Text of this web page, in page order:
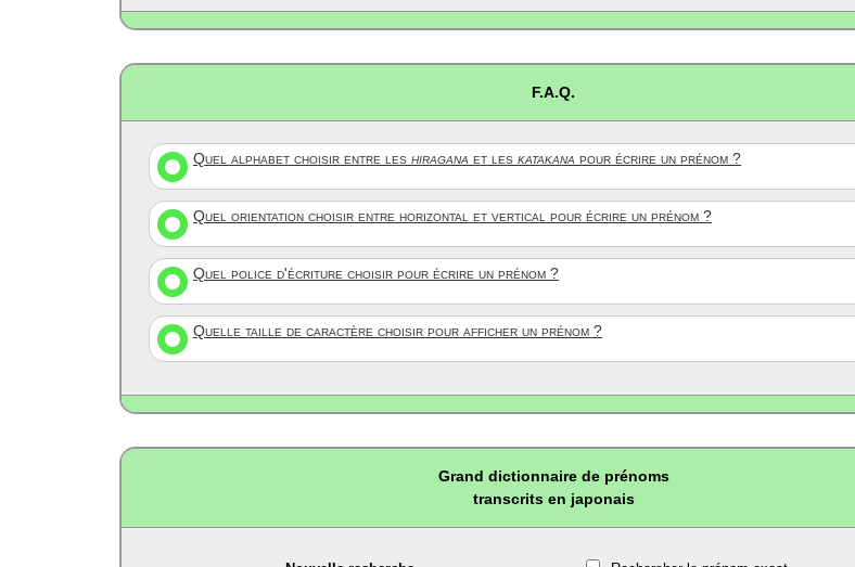
F.A.Q.
Quel alphabet choisir entre les hiragana et les katakana pour écrire un prénom ?
Quel orientation choisir entre horizontal et vertical pour écrire un prénom ?
Quel police d'écriture choisir pour écrire un prénom ?
Quelle taille de caractère choisir pour afficher un prénom ?
Grand dictionnaire de prénoms
transcrits en japonais